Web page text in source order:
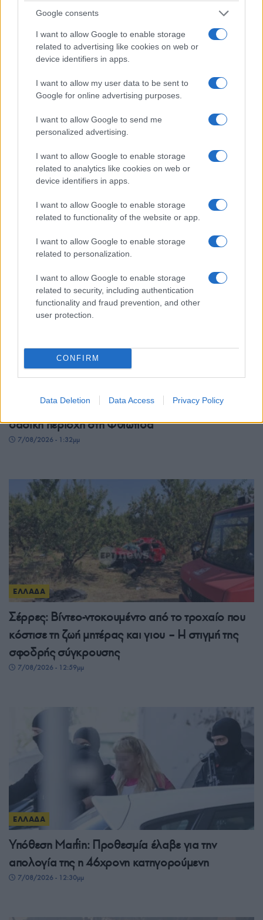
Google consents
I want to allow Google to enable storage
related to advertising like cookies on web or
device identifiers in apps.
I want to allow my user data to be sent to
Google for online advertising purposes.
I want to allow Google to send me
personalized advertising.
I want to allow Google to enable storage
related to analytics like cookies on web or
device identifiers in apps.
I want to allow Google to enable storage
related to functionality of the website or app.
I want to allow Google to enable storage
related to personalization.
I want to allow Google to enable storage
related to security, including authentication
functionality and fraud prevention, and other
user protection.
CONFIRM
Data Deletion Data Access Privacy Policy
ΕΛΛΑΔΑ
συμπληρώνει ο προσφυγικός οικισμός – Η
ιστορία του ξεριζωμού από την Αφθόνη του
δενδρύλλια κάνναβης εντοπίστηκε σε δύσβατη
δασική περιοχή στη Φθιώτιδα
7/08/2026 - 1:32μμ
ΕΛΛΑΔΑ
Σέρρες: Βίντεο-ντοκουμέντο από το τροχαίο που
κόστισε τη ζωή μητέρας και γιου – Η στιγμή της
σφοδρής σύγκρουσης
7/08/2026 - 12:59μμ
ΕΛΛΑΔΑ
Υπόθεση Marfin: Προθεσμία έλαβε για την
απολογία της η 46χρονη κατηγορούμενη
7/08/2026 - 12:30μμ